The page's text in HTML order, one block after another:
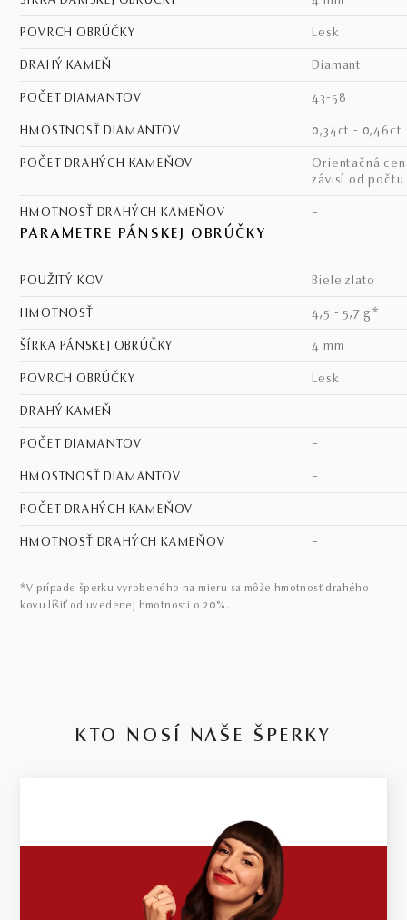
POVRCH OBRÚČKY lesk
DRAHÝ KAMEŇ diamant
POČET DIAMANTOV 43-58
HMOSTNOSŤ DIAMANTOV 0,34ct - 0,46ct
POČET DRAHÝCH KAMEŇOV
Orientačná cena - cena
závisí od počtu
HMOTNOSŤ DRAHÝCH KAMEŇOV –
PARAMETRE PÁNSKEJ OBRÚČKY
POUŽITÝ KOV biele zlato
HMOTNOSŤ 4,5 - 5,7 g*
ŠÍRKA PÁNSKEJ OBRÚČKY 4 mm
POVRCH OBRÚČKY lesk
DRAHÝ KAMEŇ –
POČET DIAMANTOV –
HMOSTNOSŤ DIAMANTOV –
POČET DRAHÝCH KAMEŇOV –
HMOTNOSŤ DRAHÝCH KAMEŇOV –
*V prípade šperku vyrobeného na mieru sa môže hmotnosť drahého
kovu líšiť od uvedenej hmotnosti o 20%.
KTO NOSÍ NAŠE ŠPERKY